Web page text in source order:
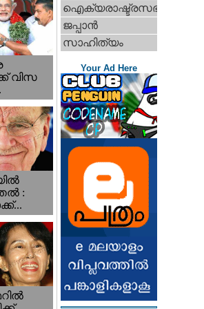
വിസ
:
ഐക്യരാഷ്ട്രസഭ
ജപ്പാന്‍
സാഹിത്യം
Your Ad Here